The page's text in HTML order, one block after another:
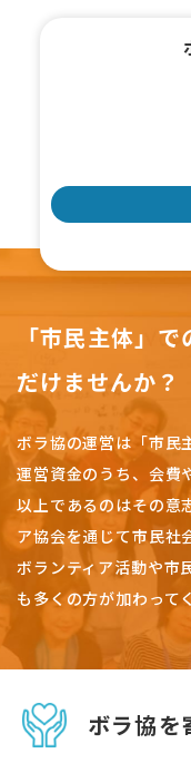
「市民主体」
だけませんか？
ボラ協の運営は「市民
運営資金のうち、会費
以上であるのはその意
ア協会を通じて市民社
ボランティア活動や市
も多くの方が加わって
ボラ協を